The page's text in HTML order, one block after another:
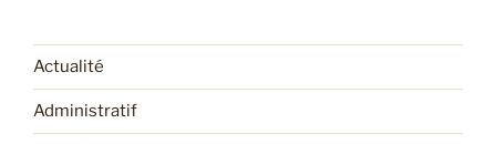
Actualité
Administratif